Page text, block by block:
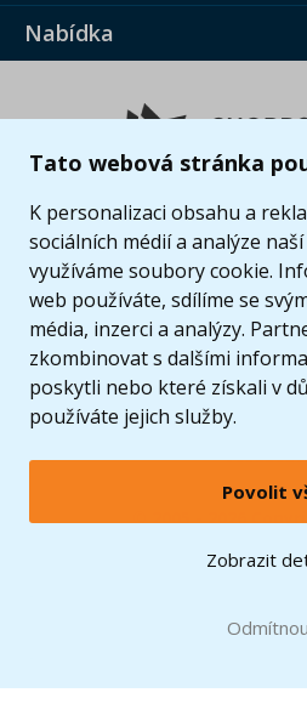
Tato webová stránka
K personalizaci obsahu a
sociálních médií a analýze
využíváme soubory cookie.
web používáte, sdílíme se
média, inzerci a analýzy.
zkombinovat s dalšími
poskytli nebo které získali v
používáte jejich služby.
Povolit
Zobrazit
Nabídka
© 2005 - 2026
LEGO, logo LEGO a minifigurka jsou
2024 The LEGO
Zobrazit verzi
při